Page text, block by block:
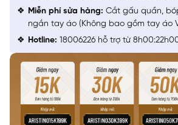
Miễn phí sửa hàng: Cắt gấu quần,
ngắn tay áo (Không bao gồm tay áo
Hotline: 18006226 hỗ trợ từ